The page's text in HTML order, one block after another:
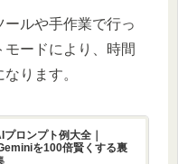
ルや手作業で行っ
ードにより、時間
ります。
プロンプト例大全｜
を100倍賢くする裏